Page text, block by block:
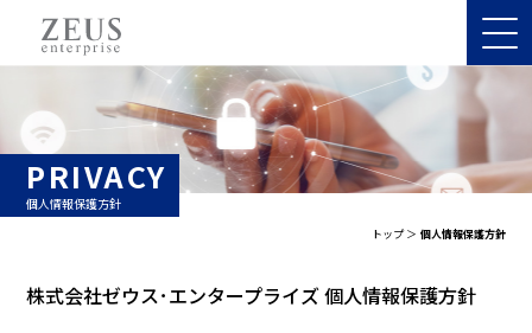
PRIVACY
個人情報保護方針
トップ 個人情報保護方針
株式会社ゼウス･エンタープライズ 個人情報保護方針